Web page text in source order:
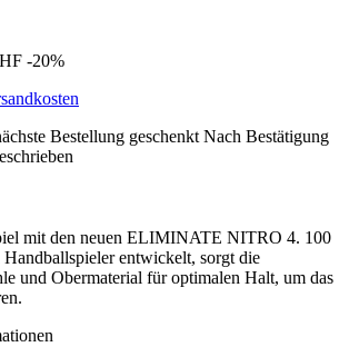
-20%
Bestellung geschenkt Nach Bestätigung
mit den neuen ELIMINATE NITRO 4. 100
entwickelt, sorgt die
und Obermaterial für optimalen Halt, um das